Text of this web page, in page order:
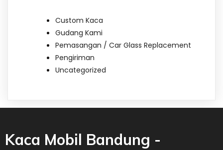
Custom Kaca
Gudang Kami
Pemasangan / Car Glass Replacement
Pengiriman
Uncategorized
Kaca Mobil Bandung -